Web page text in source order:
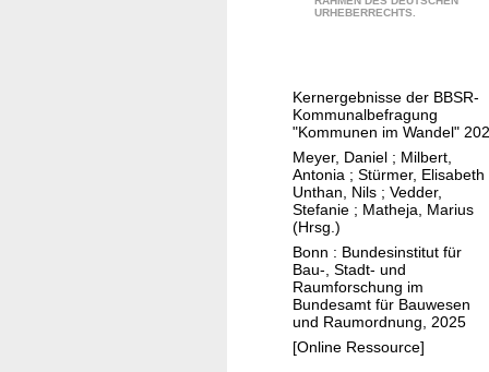
n
d
e
r
a
u
m
v
e
r
t
URHEBERRECHTS.
n
e
n
i
m
S
t
r
u
k
t
Kernergebnisse der BBSR-
Kommunalbefragung
"Kommunen im Wandel"
Meyer, Daniel ; Milbert,
Antonia ; Stürmer, Elisabeth
Unthan, Nils ; Vedder,
Stefanie ; Matheja, Marius
(Hrsg.)
Bonn : Bundesinstitut für
Bau-, Stadt- und
Raumforschung im
Bundesamt für Bauwesen
und Raumordnung, 2025
[Online Ressource]